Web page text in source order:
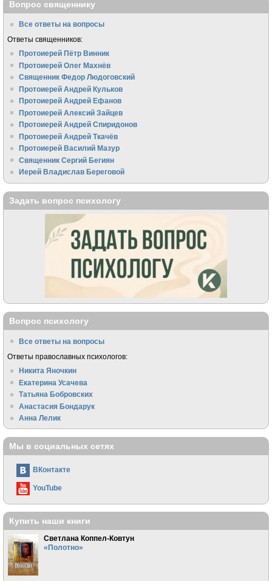
Вопрос священнику
Все ответы на вопросы
Ответы священников:
Протоиерей Пётр Винник
Протоиерей Олег Махнёв
Священник Федор Людоговский
Протоиерей Андрей Кульков
Протоиерей Андрей Ефанов
Протоиерей Алексий Зайцев
Протоиерей Андрей Спиридонов
Протоиерей Андрей Ткачёв
Протоиерей Василий Мазур
Священник Сергий Бегиян
Иерей Владислав Береговой
Задать вопрос психологу
Вопрос психологу
Все ответы на вопросы
Ответы православных психологов:
Никита Яночкин
Екатерина Усачева
Татьяна Бобровских
Анастасия Бондарук
Анна Лелик
Мы в социальных сетях
ВКонтакте
YouTube
Купить наши книги
Светлана Коппел-Ковтун
«Полотно»